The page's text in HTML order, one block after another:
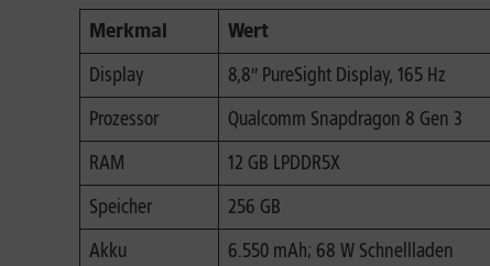
Merkmal
Wert
Display
8,8″ PureSight Display, 165 Hz
Prozessor
Qualcomm Snapdragon 8 Gen 3
RAM
12 GB LPDDR5X
Speicher
256 GB
Akku
6.550 mAh; 68 W Schnellladen